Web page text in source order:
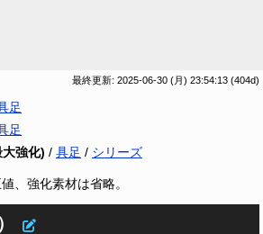
最終更新: 2025-06-30 (月) 23:54:13 (404d)
足
足
強化) / 具足 / シリーズ
、強化素材は省略。